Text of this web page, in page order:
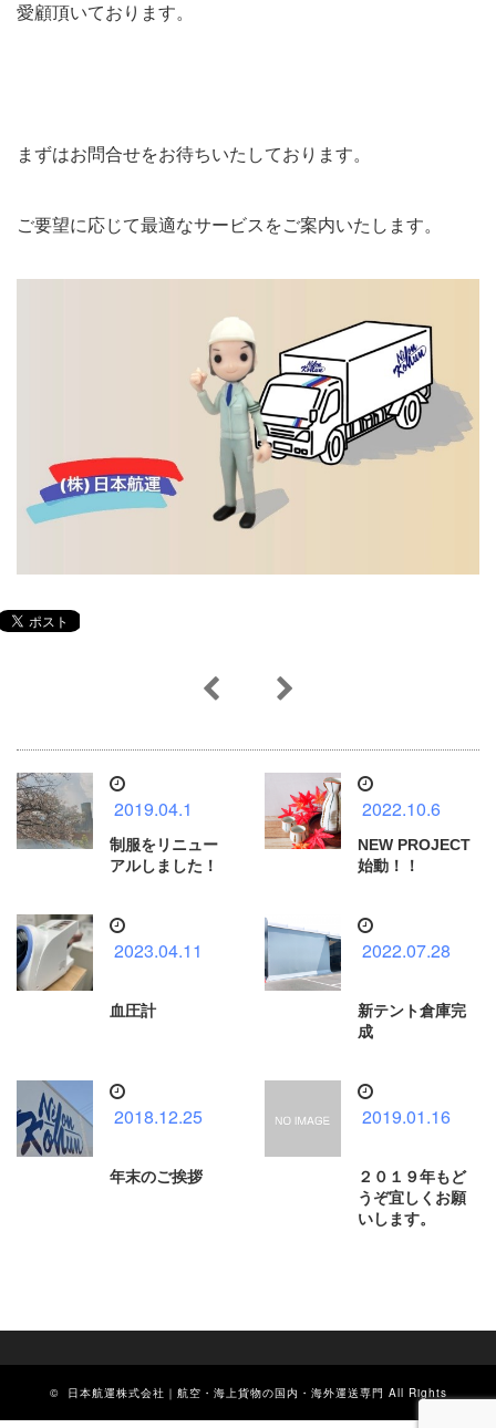
愛顧頂いております。
まずはお問合せをお待ちいたしております。
ご要望に応じて最適なサービスをご案内いたします。
2019.04.1
制服をリニュー
アルしました！
2022.10.6
NEW PROJECT
始動！！
2023.04.11
血圧計
2022.07.28
新テント倉庫完
成
2018.12.25
年末のご挨拶
2019.01.16
２０１９年もど
うぞ宜しくお願
いします。
© 日本航運株式会社｜航空・海上貨物の国内・海外運送専門 All Rights